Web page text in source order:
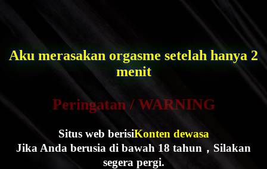
Aku merasakan orgasme setelah hanya 2
menit
Peringatan / WARNING
Situs web berisiKonten dewasa
Jika Anda berusia di bawah 18 tahun，Silakan
segera pergi.